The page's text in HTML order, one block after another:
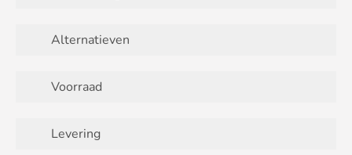
Alternatieven
Voorraad
Levering